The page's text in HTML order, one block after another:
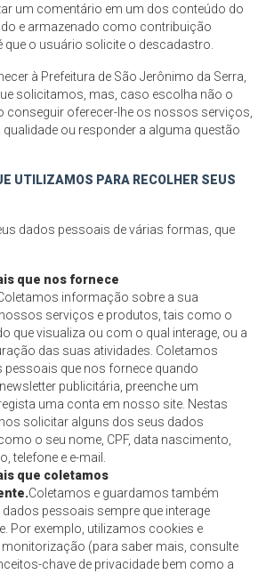
um comentário em um dos conteúdo do
e armazenado como contribuição
que o usuário solicite o descadastro.
à Prefeitura de São Jerônimo da Serra,
solicitamos, mas, caso escolha não o
conseguir oferecer-lhe os nossos serviços,
ou responder a alguma questão
UTILIZAMOS PARA RECOLHER SEUS
dados pessoais de várias formas, que
que nos fornece
informação sobre a sua
serviços e produtos, tais como o
que visualiza ou com o qual interage, ou a
das suas atividades. Coletamos
pessoais que nos fornece quando
publicitária, preenche um
uma conta em nosso site. Nestas
solicitar alguns dos seus dados
o seu nome, CPF, data nascimento,
telefone e e-mail.
que coletamos
Coletamos e guardamos também
pessoais sempre que interage
Por exemplo, utilizamos cookies e
(para saber mais, consulte
chave de privacidade bem como a